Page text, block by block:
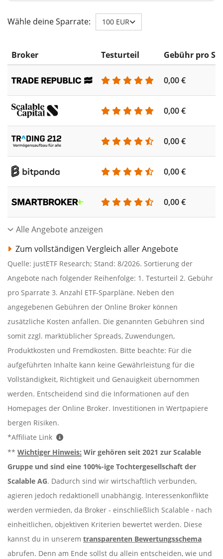
Wähle deine Sparrate: 100 EUR
Broker Testurteil Gebühr pro
0,00 €
0,00 €
0,00 €
0,00 €
0,00 €
Alle Angebote anzeigen
Zum vollständigen Vergleich aller Angebote
Quelle: justETF Research; Stand: 8/2026. Sortierung der
Angebote nach folgender Reihenfolge: 1. Testurteil 2. Gebühr
pro Sparrate 3. Anzahl ETF-Sparpläne. Neben den
angegebenen Gebühren der Online Broker können
zusätzliche Kosten anfallen. Die genannten Gebühren sind
somit zzgl. marktüblicher Spreads, Zuwendungen,
Produktkosten und Fremdkosten. Bitte beachte: Für die
aufgeführten Inhalte kann keine Gewährleistung für die
Vollständigkeit, Richtigkeit und Genauigkeit übernommen
werden. Entscheidend sind die Informationen auf den
Homepages der Online Broker. Investitionen in Wertpapiere
bergen Risiken.
*Affiliate Link
** Wichtiger Hinweis: Wir gehören seit 2021 zur Scalable
Gruppe und sind eine 100%-ige Tochtergesellschaft der
Scalable AG. Dadurch sind wir wirtschaftlich verbunden,
agieren jedoch redaktionell unabhängig. Interessenkonflikte
werden vermieden, da Broker - einschließlich Scalable - nach
einheitlichen, objektiven Kriterien bewertet werden. Diese
kannst du in unserem transparenten Bewertungsschema
abrufen. Denn am Ende sollst du allein entscheiden, wie und